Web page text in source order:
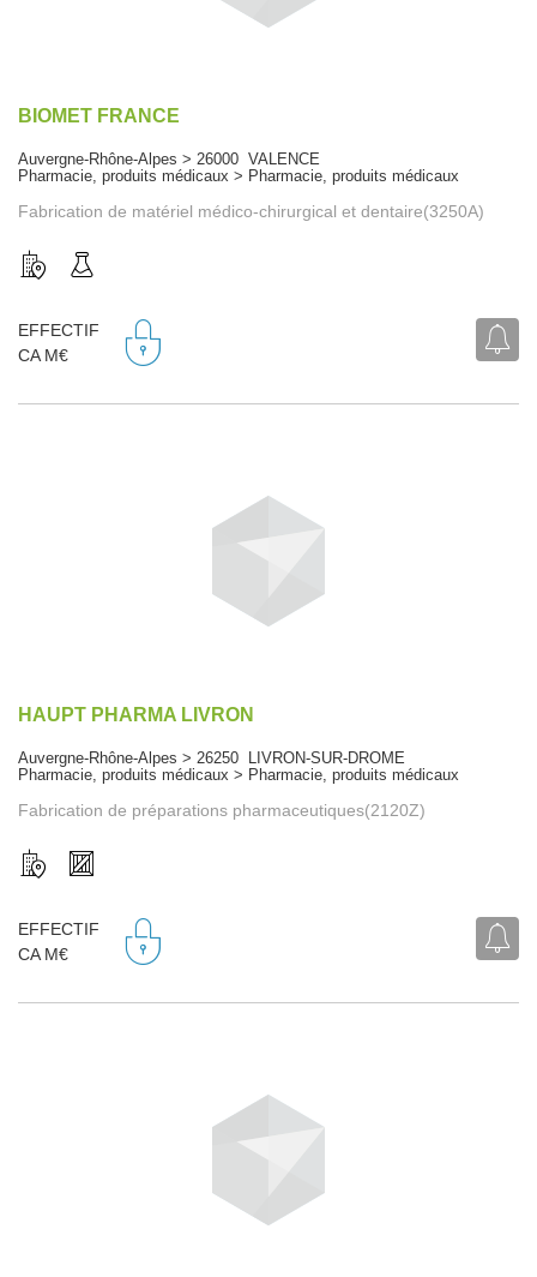
BIOMET FRANCE
Auvergne-Rhône-Alpes > 26000 VALENCE
Pharmacie, produits médicaux > Pharmacie, produits médicaux
Fabrication de matériel médico-chirurgical et dentaire(3250A)
EFFECTIF
CA M€
HAUPT PHARMA LIVRON
Auvergne-Rhône-Alpes > 26250 LIVRON-SUR-DROME
Pharmacie, produits médicaux > Pharmacie, produits médicaux
Fabrication de préparations pharmaceutiques(2120Z)
EFFECTIF
CA M€